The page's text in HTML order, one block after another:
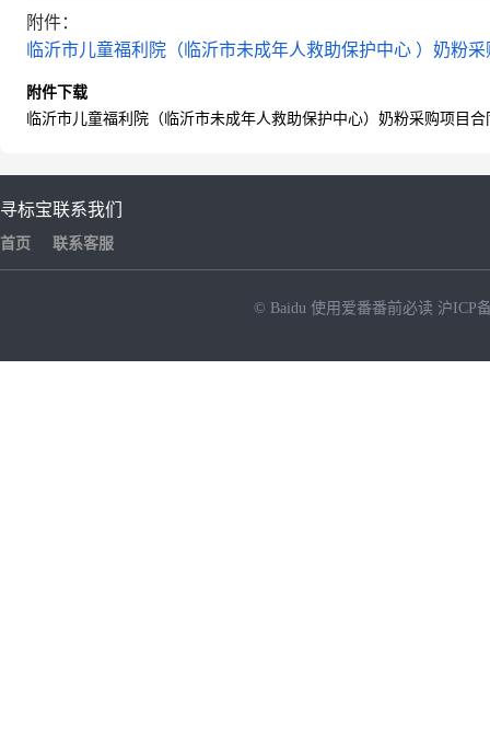
附件：
临沂市儿童福利院（临沂市未成年人救助保护中心 ）奶粉
附件下载
临沂市儿童福利院（临沂市未成年人救助保护中心）奶粉采购项目合
寻标宝
首页
联系我们
联系客服
© Baidu 使用爱番番前必读 沪ICP